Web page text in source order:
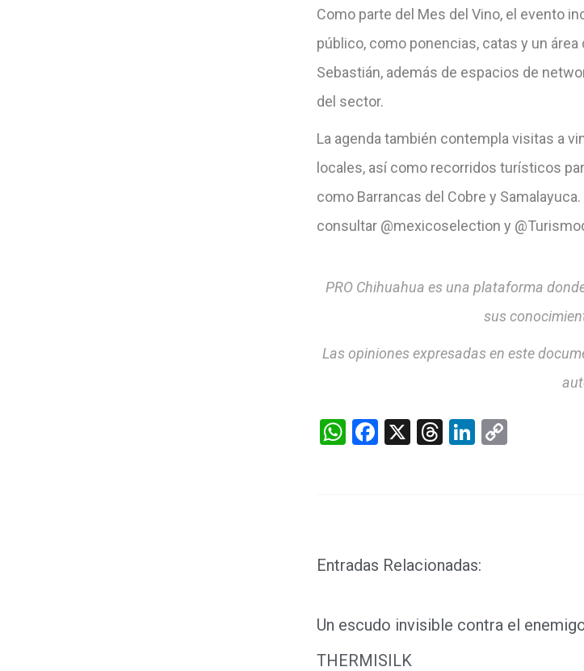
Como parte del Mes del Vino, el evento
público, como ponencias, catas y un
Sebastián, además de espacios de
del sector.
La agenda también contempla visitas a
locales, así como recorridos turísticos
como Barrancas del Cobre y
consultar @mexicoselection y
PRO Chihuahua es una plataforma
sus
Las opiniones expresadas en este
WhatsApp
Facebook
X Threads
LinkedIn
Entradas Relacionadas:
Un escudo invisible contra el
THERMISILK